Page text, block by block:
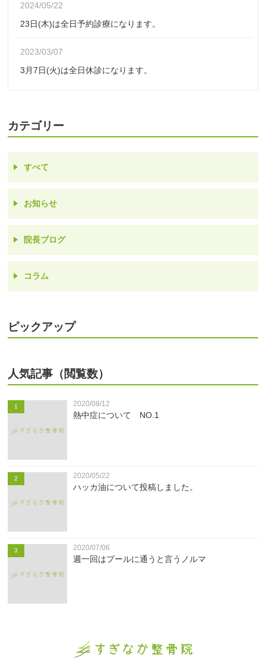
2024/05/22
23日(木)は全日予約診療になります。
2023/03/07
3月7日(火)は全日休診になります。
カテゴリー
すべて
お知らせ
院長ブログ
コラム
ピックアップ
人気記事（閲覧数）
1 2020/08/12
熱中症について NO.1
2 2020/05/22
ハッカ油について投稿しました。
3 2020/07/06
週一回はプールに通うと言うノルマ